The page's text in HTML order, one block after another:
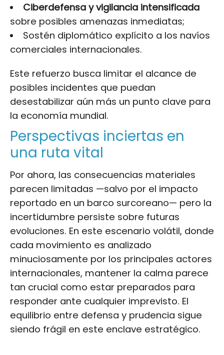
Ciberdefensa y vigilancia intensificada
sobre posibles amenazas inmediatas;
Sostén diplomático explícito a los navíos
comerciales internacionales.
Este refuerzo busca limitar el alcance de
posibles incidentes que puedan
desestabilizar aún más un punto clave para
la economía mundial.
Perspectivas inciertas en
una ruta vital
Por ahora, las consecuencias materiales
parecen limitadas —salvo por el impacto
reportado en un barco surcoreano— pero la
incertidumbre persiste sobre futuras
evoluciones. En este escenario volátil, donde
cada movimiento es analizado
minuciosamente por los principales actores
internacionales, mantener la calma parece
tan crucial como estar preparados para
responder ante cualquier imprevisto. El
equilibrio entre defensa y prudencia sigue
siendo frágil en este enclave estratégico.